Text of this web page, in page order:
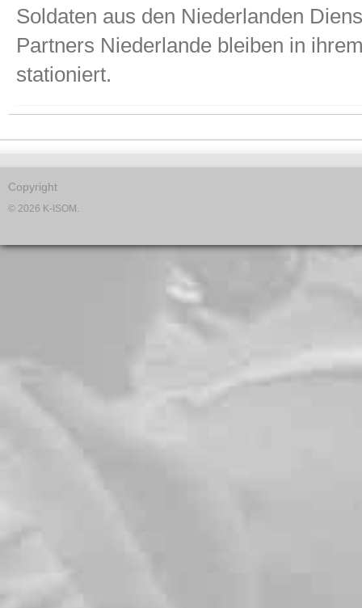
Soldaten aus den Niederlanden
Partners Niederlande bleiben in
stationiert.
Copyright
© 2026 K-ISOM.